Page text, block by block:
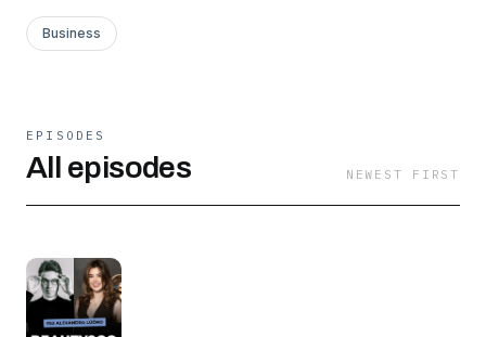
Business
EPISODES
All episodes NEWEST FIRST